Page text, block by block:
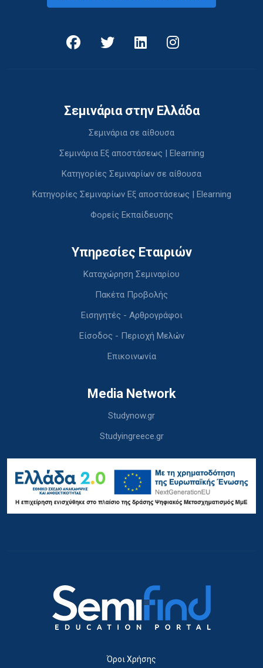
Σεμινάρια στην Ελλάδα
Σεμινάρια σε αίθουσα
Σεμινάρια Εξ αποστάσεως | Elearning
Κατηγορίες Σεμιναρίων σε αίθουσα
Κατηγορίες Σεμιναρίων Εξ αποστάσεως | Elearning
Φορείς Εκπαίδευσης
Υπηρεσίες Εταιριών
Καταχώρηση Σεμιναρίου
Πακέτα Προβολής
Εισηγητές - Αρθρογράφοι
Είσοδος - Περιοχή Μελών
Επικοινωνία
Media Network
Studynow.gr
Studyingreece.gr
Όροι Χρήσης